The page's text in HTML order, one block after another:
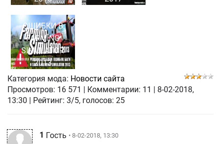
ОШИБКИ В
FARMING
SIMULATOR
2013
Категория мода: Новости сайта
Просмотров: 16 571 Комментарии: 11
8-02-2018,
13:30
| Рейтинг: 3/5, голосов: 25
1 Гость • 8-02-2018, 13:30